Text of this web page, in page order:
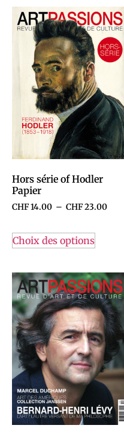
Hors série of Hodler
Papier
CHF14.00 – CHF23.00
Choix des options